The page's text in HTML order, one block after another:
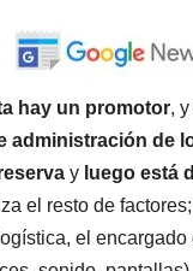
hay un promotor, y
administración de
y luego está
el resto de
el encargado